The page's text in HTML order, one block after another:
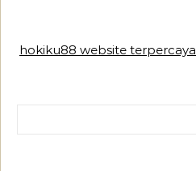
hokiku88 website terpercaya